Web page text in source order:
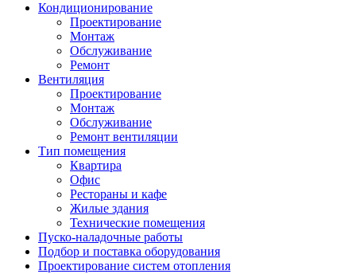
Кондиционирование
Проектирование
Монтаж
Обслуживание
Ремонт
Вентиляция
Проектирование
Монтаж
Обслуживание
Ремонт вентиляции
Тип помещения
Квартира
Офис
Рестораны и кафе
Жилые здания
Технические помещения
Пуско-наладочные работы
Подбор и поставка оборудования
Проектирование систем отопления